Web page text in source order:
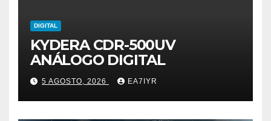
DIGITAL
KYDERA CDR-500UV
ANÁLOGO DIGITAL
5 AGOSTO, 2026 EA7IYR